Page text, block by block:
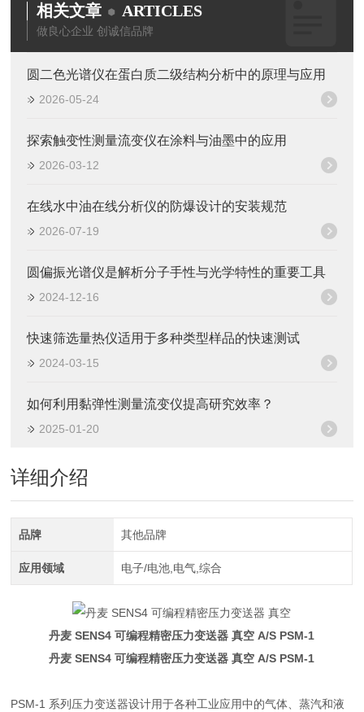
相关文章 ARTICLES
做良心企业 创诚信品牌
圆二色光谱仪在蛋白质二级结构分析中的原理与应用
2026-05-24
探索触变性测量流变仪在涂料与油墨中的应用
2026-03-12
在线水中油在线分析仪的防爆设计的安装规范
2026-07-19
圆偏振光谱仪是解析分子手性与光学特性的重要工具
2024-12-16
快速筛选量热仪适用于多种类型样品的快速测试
2024-03-15
如何利用黏弹性测量流变仪提高研究效率？
2025-01-20
详细介绍
品牌 其他品牌
应用领域 电子/电池,电气,综合
丹麦 SENS4 可编程精密压力变送器 真空 A/S PSM-1
丹麦 SENS4 可编程精密压力变送器 真空 A/S PSM-1
PSM-1 系列压力变送器设计用于各种工业应用中的气体、蒸汽和液